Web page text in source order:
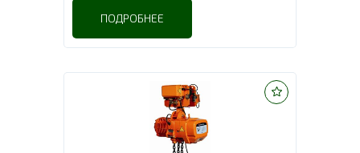
ПОДРОБНЕЕ